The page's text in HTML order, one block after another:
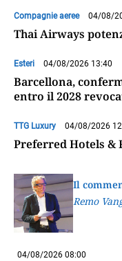
Compagnie aeree 04/08/
Thai Airways
Esteri 04/08/2026 13:40
Barcellona,
entro il 2028
TTG Luxury 04/08/2026
Preferred Hotels &
Il
Remo
04/08/2026 08:00